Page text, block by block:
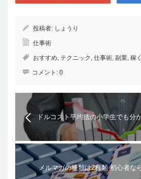
投稿者: しょうり
仕事術
おすすめ, テクニック , 仕事術, 副業, 稼
コメント: 0
ドルコスト平均法の小学生でも分
それでも推奨される
メルマガの種類は2種類 初心者な